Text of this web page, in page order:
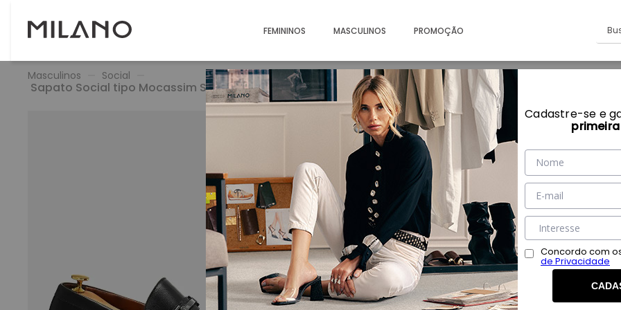
FEMININOS MASCULINOS PROMOÇÃO
Masculinos Social
Sapato Social tipo Mocassim Sem Amarração Feito em Couro de Carneiro Solado de Couro e Forração
Cadastre-se e
Concordo com
de Privacidade